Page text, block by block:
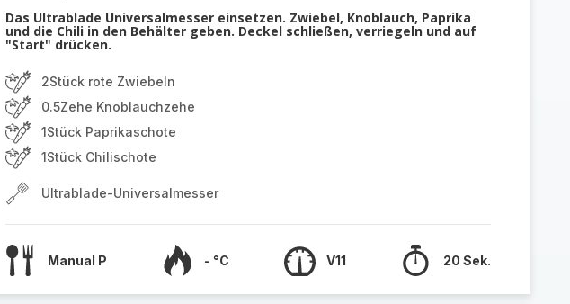
Das Ultrablade Universalmesser einsetzen. Zwiebel, Knoblauch, Paprika
und die Chili in den Behälter geben. Deckel schließen, verriegeln und auf
"Start" drücken.
2Stück rote Zwiebeln
0.5Zehe Knoblauchzehe
1Stück Paprikaschote
1Stück Chilischote
Ultrablade-Universalmesser
Manual P - °C V11 20 Sek.